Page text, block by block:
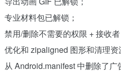
专业材料包已解锁；
禁用/删除不需要的权限 + 接收者
优化和 zipaligned 图形和清理资
从 Android.manifest 中删除了广